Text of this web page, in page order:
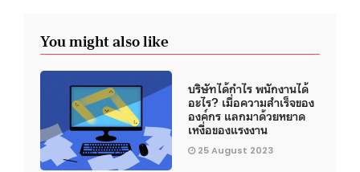
You might also like
บริษัทได้กำไร พนักงานได้
อะไร? เมื่อความสำเร็จของ
องค์กร แลกมาด้วยหยาด
เหงื่อของแรงงาน
25 August 2023